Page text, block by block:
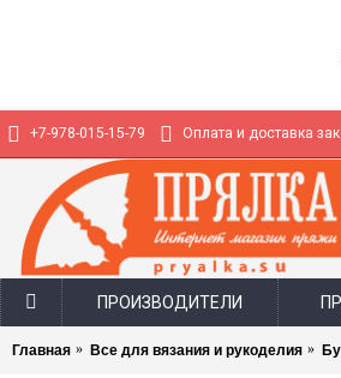
+7-978-015-15-79 Оплата и доставка
ПРОИЗВОДИТЕЛИ
Главная Все для вязания и рукоделия